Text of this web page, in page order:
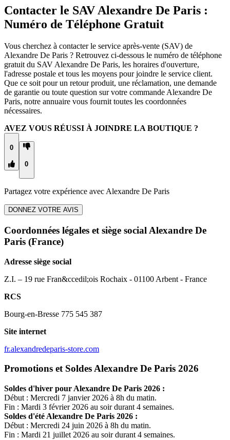
Contacter le SAV Alexandre De Paris :
Numéro de Téléphone Gratuit
Vous cherchez à contacter le service après-vente (SAV) de
Alexandre De Paris ? Retrouvez ci-dessous le numéro de téléphone
gratuit du SAV Alexandre De Paris, les horaires d'ouverture,
l'adresse postale et tous les moyens pour joindre le service client.
Que ce soit pour un retour produit, une réclamation, une demande
de garantie ou toute question sur votre commande Alexandre De
Paris, notre annuaire vous fournit toutes les coordonnées
nécessaires.
AVEZ VOUS RÉUSSI À JOINDRE LA BOUTIQUE ?
0
0
Partagez votre expérience avec Alexandre De Paris
DONNEZ VOTRE AVIS
Coordonnées légales et siège social Alexandre De
Paris (France)
Adresse siège social
Z.I. – 19 rue Fran&ccedil;ois Rochaix - 01100 Arbent - France
RCS
Bourg-en-Bresse 775 545 387
Site internet
fr.alexandredeparis-store.com
Promotions et Soldes Alexandre De Paris 2026
Soldes d'hiver pour Alexandre De Paris 2026 :
Début : Mercredi 7 janvier 2026 à 8h du matin.
Fin : Mardi 3 février 2026 au soir durant 4 semaines.
Soldes d'été Alexandre De Paris 2026 :
Début : Mercredi 24 juin 2026 à 8h du matin.
Fin : Mardi 21 juillet 2026 au soir durant 4 semaines.